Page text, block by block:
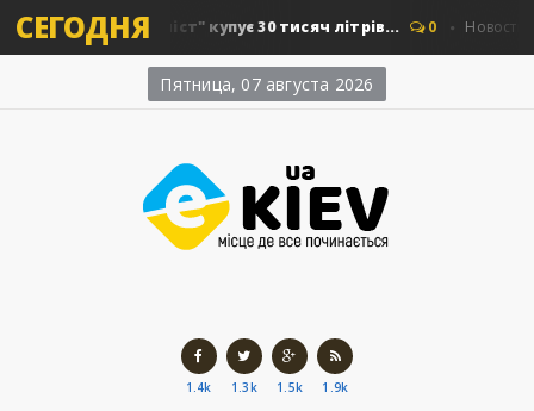
СЕГОДНЯ купує 30 тисяч літрів... 0 Новости
Пятница, 07 августа 2026
1.4k 1.3k 1.5k 1.9k